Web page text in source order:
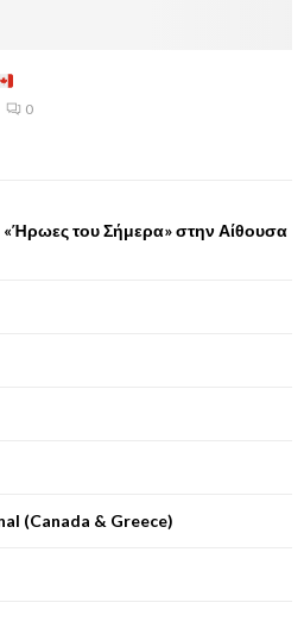
0
του Σήμερα» στην Αίθουσα
(Canada & Greece)